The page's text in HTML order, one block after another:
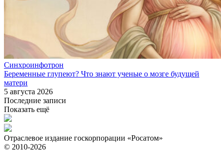
Синхроинфотрон
Беременные глупеют? Что знают ученые о мозге будущей
матери
5 августа 2026
Последние записи
Показать ещё
Отраслевое издание госкорпорации «Росатом»
© 2010-2026